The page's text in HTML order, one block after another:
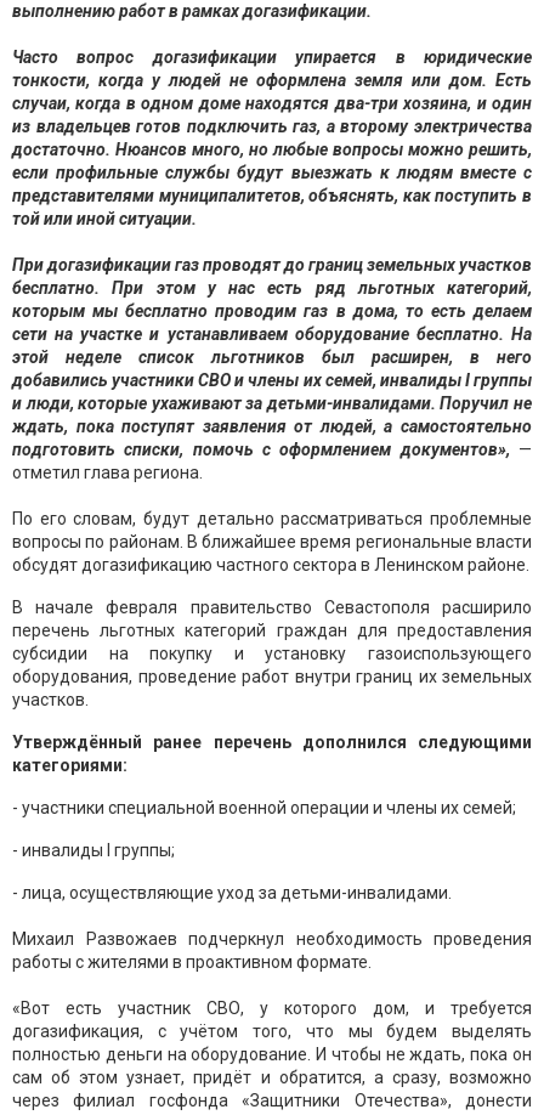
выполнению работ в рамках догазификации.
Часто вопрос догазификации упирается в юридические
тонкости, когда у людей не оформлена земля или дом. Есть
случаи, когда в одном доме находятся два-три хозяина, и один
из владельцев готов подключить газ, а второму электричества
достаточно. Нюансов много, но любые вопросы можно решить,
если профильные службы будут выезжать к людям вместе с
представителями муниципалитетов,объяснять, как поступить в
той или иной ситуации.
При догазификации газ проводят до границ земельных участков
бесплатно. При этом у нас есть ряд льготных категорий,
которым мы бесплатно проводим газ в дома, то есть делаем
сети на участке и устанавливаем оборудование бесплатно. На
этой неделе список льготников был расширен, в него
добавились участники СВО и члены их семей, инвалиды I группы
и люди, которые ухаживают за детьми-инвалидами.Поручил не
ждать, пока поступят заявления от людей, а самостоятельно
подготовить списки, помочь с оформлением документов», —
отметил глава региона.
По его словам, будут детально рассматриваться проблемные
вопросы по районам. В ближайшее время региональные власти
обсудят догазификацию частного сектора в Ленинском районе.
В начале февраля правительство Севастополя расширило
перечень льготных категорий граждан для предоставления
субсидии на покупку и установку газоиспользующего
оборудования, проведение работ внутри границ их земельных
участков.
Утверждённый ранее перечень дополнился следующими
категориями:
- участники специальной военной операции и члены их семей;
- инвалиды I группы;
- лица, осуществляющие уход за детьми-инвалидами.
Михаил Развожаев подчеркнул необходимость проведения
работы с жителями в проактивном формате.
«Вот есть участник СВО, у которого дом, и требуется
догазификация, с учётом того, что мы будем выделять
полностью деньги на оборудование. И чтобы не ждать, пока он
сам об этом узнает, придёт и обратится, а сразу, возможно
через филиал госфонда «Защитники Отечества», донести